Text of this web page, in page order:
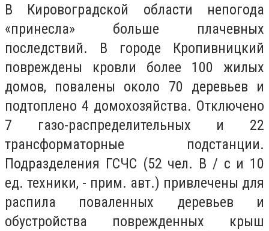
В Кировоградской области непогода
«принесла» больше плачевных
последствий. В городе Кропивницкий
повреждены кровли более 100 жилых
домов, повалены около 70 деревьев и
подтоплено 4 домохозяйства. Отключено
7 газо-распределительных и 22
трансформаторные подстанции.
Подразделения ГСЧС (52 чел. В / с и 10
ед. техники, - прим. авт.) привлечены для
распила поваленных деревьев и
обустройства поврежденных крыш